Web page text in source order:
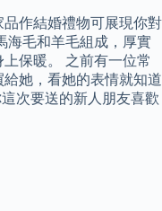
作結婚禮物可展現你對
海毛和羊毛組成，厚實
保暖。 之前有一位常
她，看她的表情就知道
次要送的新人朋友喜歡